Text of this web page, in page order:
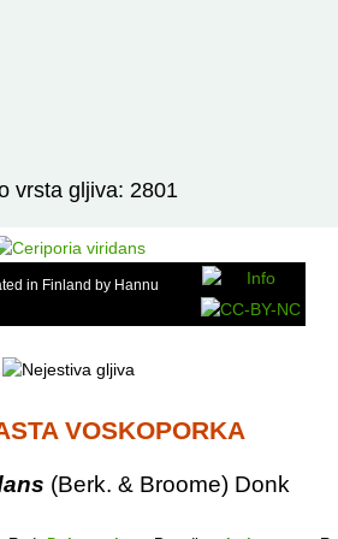
vrsta gljiva: 2801
in Finland by Hannu
VOSKOPORKA
(Berk. & Broome) Donk